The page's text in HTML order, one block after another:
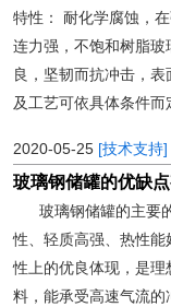
特性： 耐化学腐蚀，
连力强，不饱和树脂
良，坚韧而抗冲击，
及工艺可依具体条件而
2020-05-25 [技术支持]
玻璃钢储罐的优缺
玻璃钢储罐的主要
性、轻质高强、热性
性上的优良体现，是
料，能承受高速气流